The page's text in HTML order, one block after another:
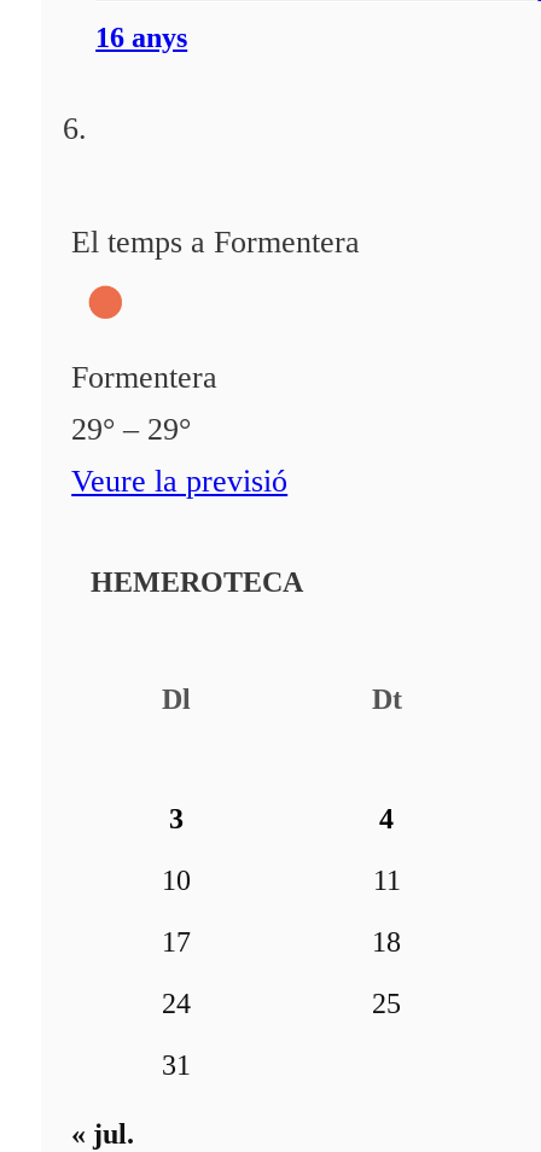
16 anys
El temps a Formentera
Formentera
29° – 29°
Veure la previsió
HEMEROTECA
Dl Dt
3
4
10
11
17
18
24
25
31
« jul.